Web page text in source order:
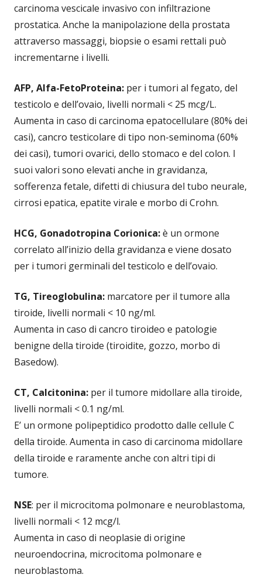
carcinoma vescicale invasivo con infiltrazione
prostatica. Anche la manipolazione della prostata
attraverso massaggi, biopsie o esami rettali può
incrementarne i livelli.
AFP, Alfa-FetoProteina: per i tumori al fegato, del
testicolo e dell’ovaio, livelli normali < 25 mcg/L.
Aumenta in caso di carcinoma epatocellulare (80% dei
casi), cancro testicolare di tipo non-seminoma (60%
dei casi), tumori ovarici, dello stomaco e del colon. I
suoi valori sono elevati anche in gravidanza,
sofferenza fetale, difetti di chiusura del tubo neurale,
cirrosi epatica, epatite virale e morbo di Crohn.
HCG, Gonadotropina Corionica:è un ormone
correlato all’inizio della gravidanza e viene dosato
per i tumori germinali del testicolo e dell’ovaio.
TG, Tireoglobulina: marcatore per il tumore alla
tiroide, livelli normali < 10 ng/ml.
Aumenta in caso di cancro tiroideo e patologie
benigne della tiroide (tiroidite, gozzo, morbo di
Basedow).
CT, Calcitonina: per il tumore midollare alla tiroide,
livelli normali < 0.1 ng/ml.
E’ un ormone polipeptidico prodotto dalle cellule C
della tiroide. Aumenta in caso di carcinoma midollare
della tiroide e raramente anche con altri tipi di
tumore.
NSE: per il microcitoma polmonare e neuroblastoma,
livelli normali < 12 mcg/l.
Aumenta in caso di neoplasie di origine
neuroendocrina, microcitoma polmonare e
neuroblastoma.